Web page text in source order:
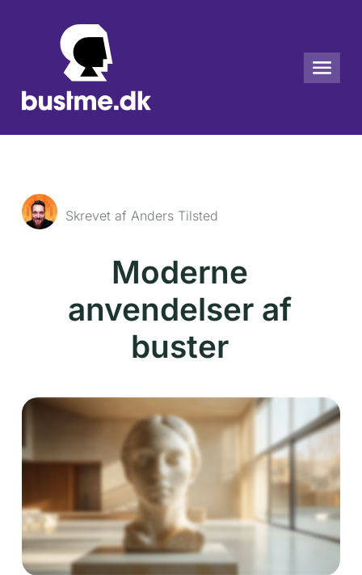
Moderne
anvendelser af
buster
Skrevet af Anders Tilsted